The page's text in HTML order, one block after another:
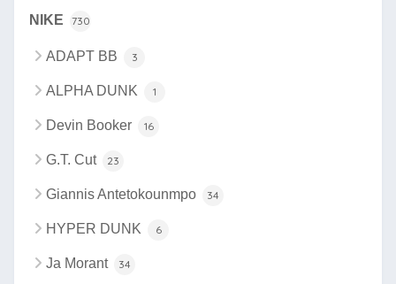
NIKE 730
ADAPT BB 3
ALPHA DUNK 1
Devin Booker 16
G.T. Cut 23
Giannis Antetokounmpo 34
HYPER DUNK 6
Ja Morant 34